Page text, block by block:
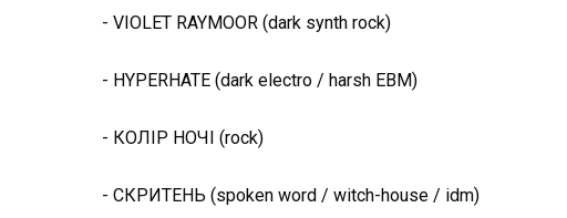
- VIOLET RAYMOOR (dark synth rock)
- HYPERHATE (dark electro / harsh EBM)
- КОЛІР НОЧІ (rock)
- СКРИТЕНЬ (spoken word / witch-house / idm)